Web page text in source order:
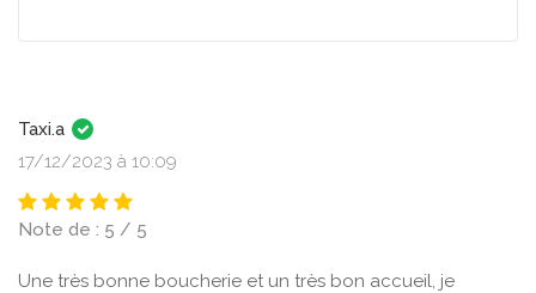
Taxi.a
17/12/2023 à 10:09
Note de : 5 / 5
Une très bonne boucherie et un très bon accueil, je